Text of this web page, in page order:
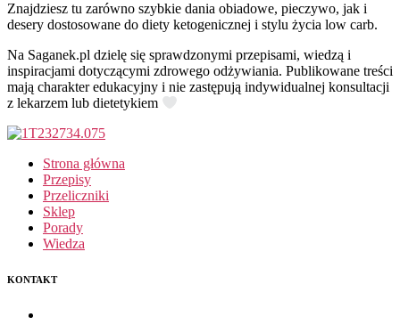
Znajdziesz tu zarówno szybkie dania obiadowe, pieczywo, jak i
desery dostosowane do diety ketogenicznej i stylu życia low carb.
Na Saganek.pl dzielę się sprawdzonymi przepisami, wiedzą i
inspiracjami dotyczącymi zdrowego odżywiania. Publikowane treści
mają charakter edukacyjny i nie zastępują indywidualnej konsultacji
z lekarzem lub dietetykiem
Strona główna
Przepisy
Przeliczniki
Sklep
Porady
Wiedza
KONTAKT